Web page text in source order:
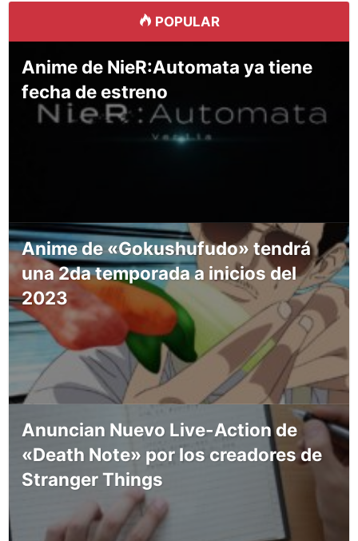
POPULAR
Anime de NieR:Automata ya tiene
fecha de estreno
Anime de «Gokushufudo» tendrá
una 2da temporada a inicios del
2023
Anuncian Nuevo Live-Action de
«Death Note» por los creadores de
Stranger Things